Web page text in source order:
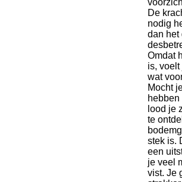
De
nodig
dan het
Omdat
is,
wat
Mocht
lood je
te
stek is.
een
je veel
vist. Je